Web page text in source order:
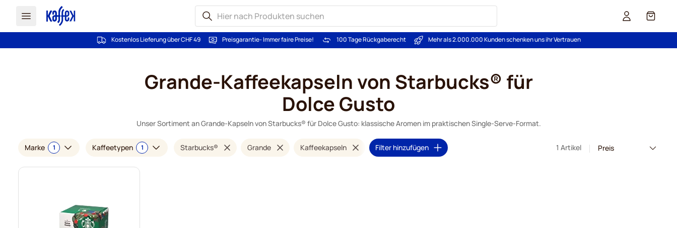
Cart
Kostenlos Lieferung über CHF 49 Preisgarantie- Immer faire Preise! 100 Tage Rückgaberecht Mehr als 2.000.000 Kunden schenken uns ihr Vertrauen
Grande-Kaffeekapseln von Starbucks® für
Dolce Gusto
Unser Sortiment an Grande-Kapseln von Starbucks® für Dolce Gusto: klassische Aromen im praktischen Single-Serve-Format.
Marke 1 Kaffeetypen 1 Starbucks® Grande Kaffeekapseln Filter hinzufügen 1 Artikel